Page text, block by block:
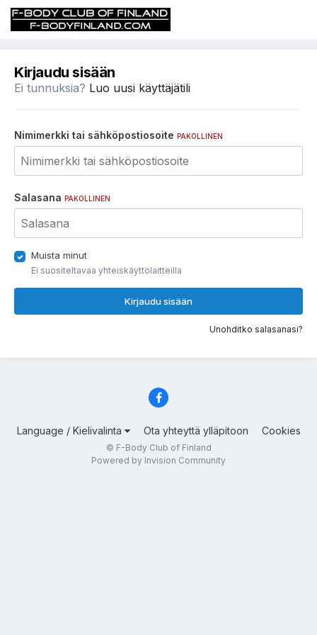
Kirjaudu sisään
Ei tunnuksia? Luo uusi käyttäjätili
Nimimerkki tai sähköpostiosoite PAKOLLINEN
Salasana PAKOLLINEN
Muista minut
Ei suositeltavaa yhteiskäyttölaitteilla
Kirjaudu sisään
Unohditko salasanasi?
Language / Kielivalinta Ota yhteyttä ylläpitoon Cookies
© F-Body Club of Finland
Powered by Invision Community